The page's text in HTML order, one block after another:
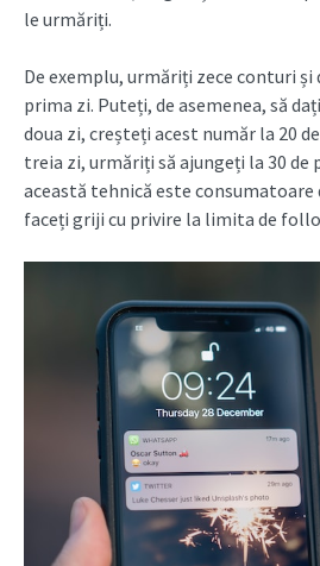
le urmăriți.
De exemplu, urmăriți zece conturi
prima zi. Puteți, de asemenea, să
doua zi, creșteți acest număr la 20
treia zi, urmăriți să ajungeți la 30
această tehnică este consumatoare
faceți griji cu privire la limita de